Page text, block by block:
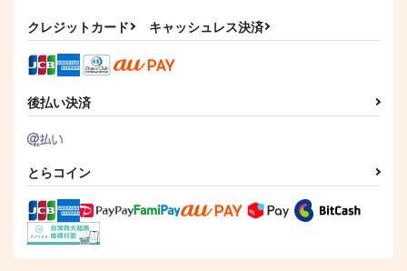
クレジットカード キャッシュレス決済
後払い決済
とらコイン